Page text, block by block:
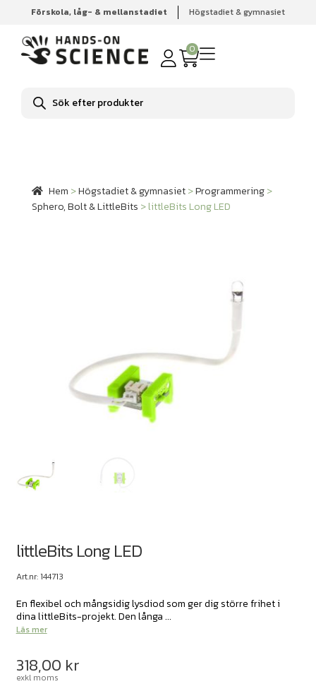
Förskola, låg- & mellanstadiet Högstadiet & gymnasiet
0
Produktsökning
Hem Högstadiet & gymnasiet Programmering
Sphero,
Bolt & LittleBits
littleBits Long LED
Hem >Högstadiet & gymnasiet>Programmering>
Sphero, Bolt & LittleBits >littleBits Long LED
littleBits Long LED
Art.nr: 144713
En flexibel och mångsidig lysdiod som ger dig större frihet i
dina littleBits-projekt. Den långa ...
Läs mer
318,00 kr
exkl moms